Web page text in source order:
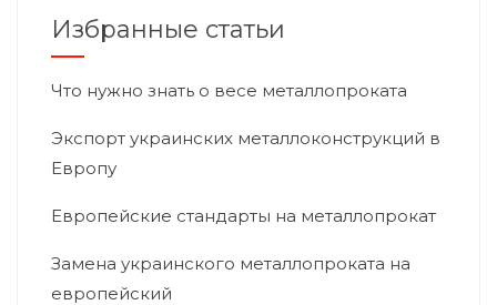
Избранные статьи
Что нужно знать о весе металлопроката
Экспорт украинских металлоконструкций в
Европу
Европейские стандарты на металлопрокат
Замена украинского металлопроката на
европейский